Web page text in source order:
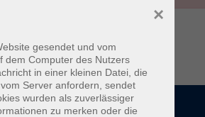
gesendet und vom
dem Computer des Nutzers
in einer kleinen Datei, die
Server anfordern, sendet
wurden als zuverlässiger
zu merken oder die
×